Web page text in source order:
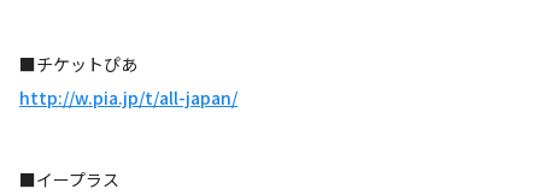
■チケットぴあ
http://w.pia.jp/t/all-japan/
■イープラス